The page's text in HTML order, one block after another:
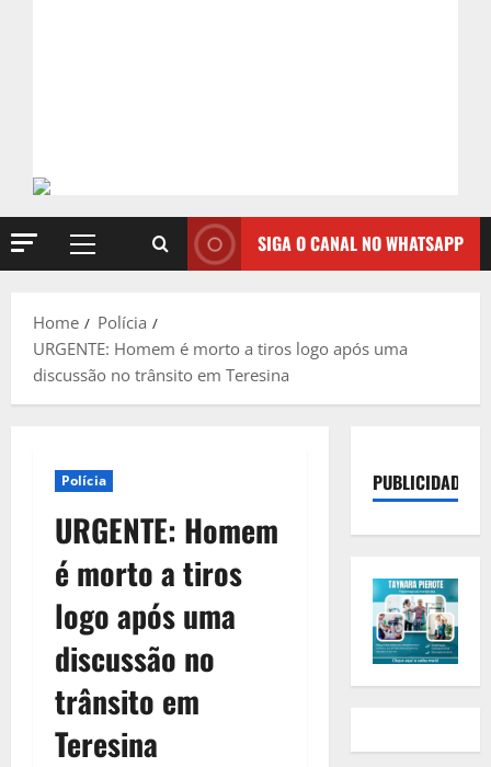
Primary
SIGA O CANAL NO WHATSAPP
Home
Polícia
URGENTE: Homem é morto a tiros logo após uma
discussão no trânsito em Teresina
Polícia
URGENTE: Homem
é morto a tiros
logo após uma
discussão no
trânsito em
Teresina
PUBLICIDADE